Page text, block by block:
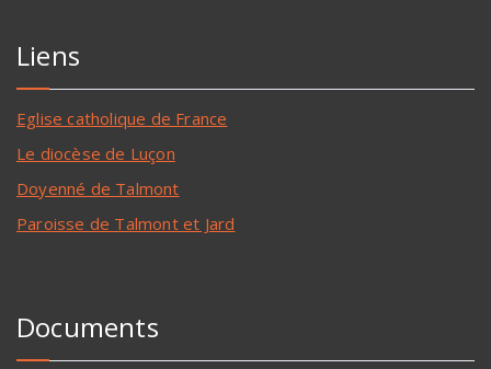
Liens
Eglise catholique de France
Le diocèse de Luçon
Doyenné de Talmont
Paroisse de Talmont et Jard
Documents